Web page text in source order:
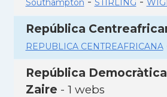
Southampton STIRLING
República
REPUBLICA CENTREAFRICANA
República
Zaire - 1 webs